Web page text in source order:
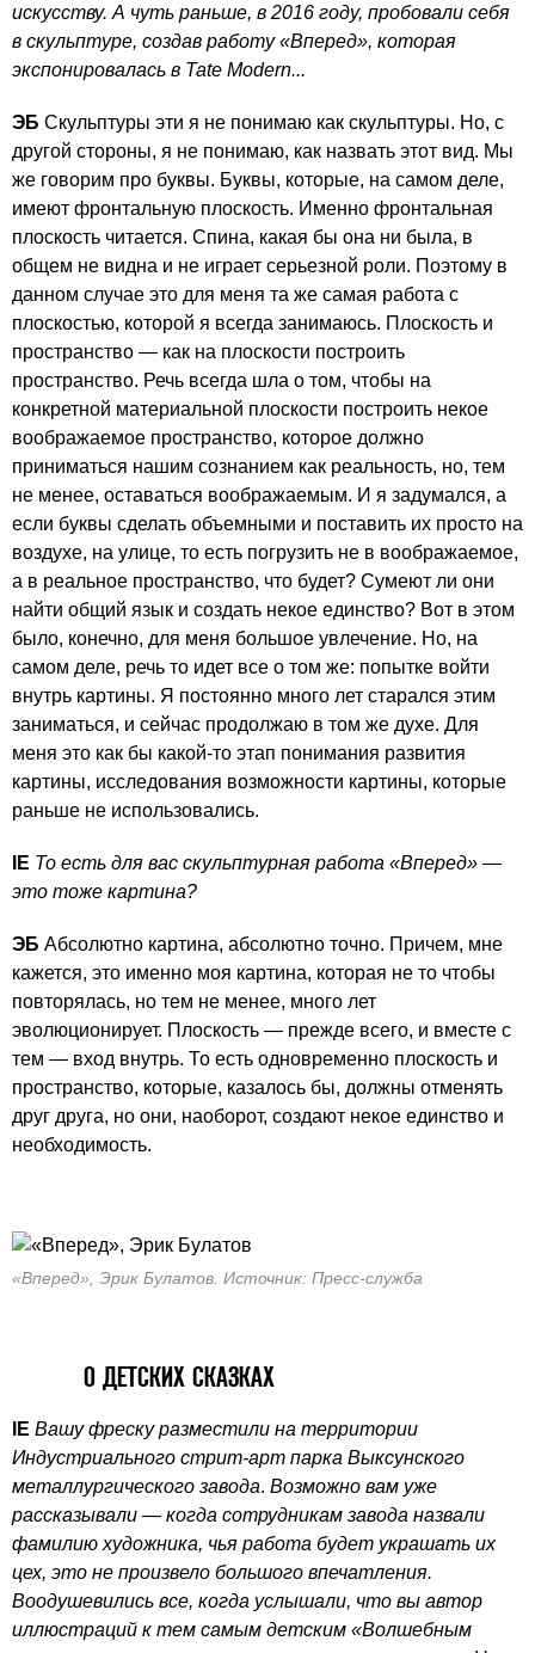
искусству. А чуть раньше, в 2016 году, пробовали себя
в скульптуре, создав работу «Вперед», которая
экспонировалась в Tate Modern...
ЭБ Скульптуры эти я не понимаю как скульптуры. Но, с
другой стороны, я не понимаю, как назвать этот вид. Мы
же говорим про буквы. Буквы, которые, на самом деле,
имеют фронтальную плоскость. Именно фронтальная
плоскость читается. Спина, какая бы она ни была, в
общем не видна и не играет серьезной роли. Поэтому в
данном случае это для меня та же самая работа с
плоскостью, которой я всегда занимаюсь. Плоскость и
пространство — как на плоскости построить
пространство. Речь всегда шла о том, чтобы на
конкретной материальной плоскости построить некое
воображаемое пространство, которое должно
приниматься нашим сознанием как реальность, но, тем
не менее, оставаться воображаемым. И я задумался, а
если буквы сделать объемными и поставить их просто на
воздухе, на улице, то есть погрузить не в воображаемое,
а в реальное пространство, что будет? Сумеют ли они
найти общий язык и создать некое единство? Вот в этом
было, конечно, для меня большое увлечение. Но, на
самом деле, речь то идет все о том же: попытке войти
внутрь картины. Я постоянно много лет старался этим
заниматься, и сейчас продолжаю в том же духе. Для
меня это как бы какой-то этап понимания развития
картины, исследования возможности картины, которые
раньше не использовались.
IE То есть для вас скульптурная работа «Вперед» —
это тоже картина?
ЭБ Абсолютно картина, абсолютно точно. Причем, мне
кажется, это именно моя картина, которая не то чтобы
повторялась, но тем не менее, много лет
эволюционирует. Плоскость — прежде всего, и вместе с
тем — вход внутрь. То есть одновременно плоскость и
пространство, которые, казалось бы, должны отменять
друг друга, но они, наоборот, создают некое единство и
необходимость.
«Вперед», Эрик Булатов. Источник: Пресс-служба
О ДЕТСКИХ СКАЗКАХ
IE Вашу фреску разместили на территории
Индустриального стрит-арт парка Выксунского
металлургического завода. Возможно вам уже
рассказывали — когда сотрудникам завода назвали
фамилию художника, чья работа будет украшать их
цех, это не произвело большого впечатления.
Воодушевились все, когда услышали, что вы автор
иллюстраций к тем самым детским «Волшебным